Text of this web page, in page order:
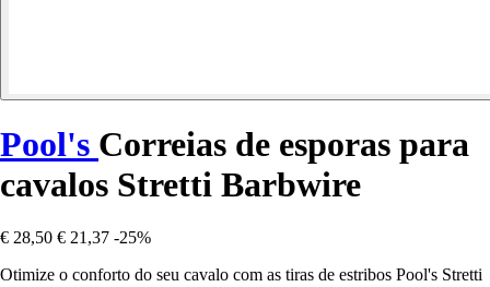
Pool's Correias de esporas para
cavalos Stretti Barbwire
€ 28,50 € 21,37 -25%
Otimize o conforto do seu cavalo com as tiras de estribos Pool's Stretti